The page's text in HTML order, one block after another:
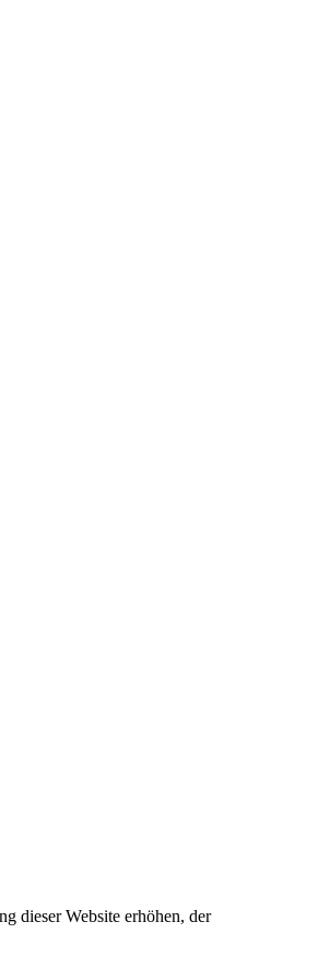
dieser Website erhöhen, der